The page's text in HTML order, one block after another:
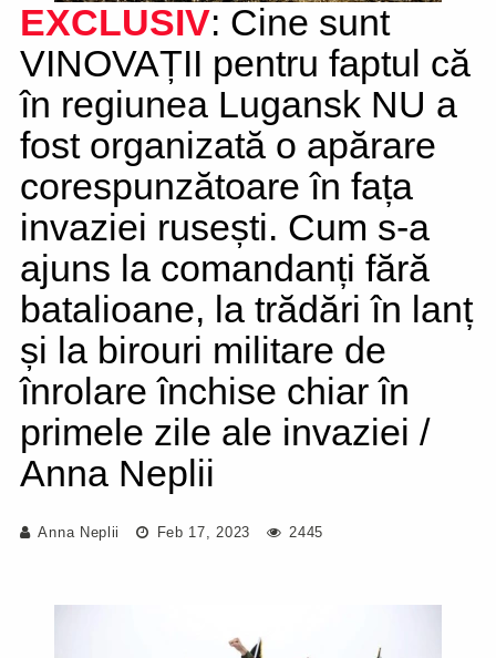
EXCLUSIV: Cine sunt
VINOVAȚII pentru faptul că
în regiunea Lugansk NU a
fost organizată o apărare
corespunzătoare în fața
invaziei rusești. Cum s-a
ajuns la comandanți fără
batalioane, la trădări în lanț
și la birouri militare de
înrolare închise chiar în
primele zile ale invaziei /
Anna Neplii
Anna Neplii Feb 17, 2023 2445